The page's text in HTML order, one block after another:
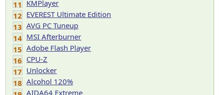
11 KMPlayer
12 EVEREST Ultimate Edition
13 AVG PC Tuneup
14 MSI Afterburner
15 Adobe Flash Player
16 CPU-Z
17 Unlocker
18 Alcohol 120%
AIDA64 Extreme